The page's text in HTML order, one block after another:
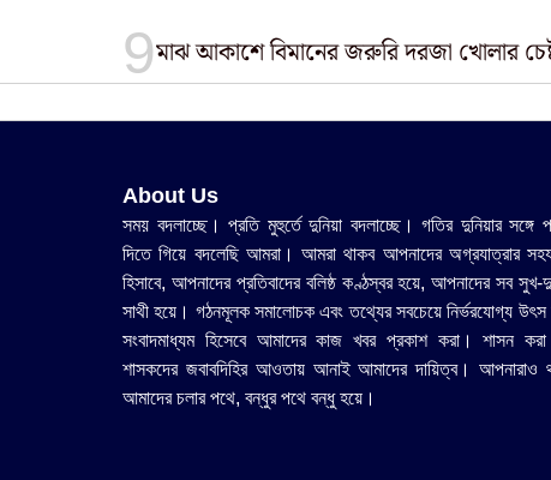
মাঝ আকাশে বিমানের জরুরি দরজা খোলার
About Us
সময় বদলাচ্ছে। প্রতি মুহুর্তে দুনিয়া বদলাচ্ছে। গতির দুনিয়ার সঙ্গে
দিতে গিয়ে বদলেছি আমরা। আমরা থাকব আপনাদের অগ্রযাত্রার
হিসাবে, আপনাদের প্রতিবাদের বলিষ্ঠ কণ্ঠস্বর হয়ে, আপনাদের সব সুখ-
সাথী হয়ে। গঠনমূলক সমালোচক এবং তথ্যের সবচেয়ে নির্ভরযোগ্য উ‍ৎস
সংবাদমাধ্যম হিসেবে আমাদের কাজ খবর প্রকাশ করা। শাসন
শাসকদের জবাবদিহির আওতায় আনাই আমাদের দায়িত্ব। আপনারাও
আমাদের চলার পথে, বন্ধুর পথে বন্ধু হয়ে।